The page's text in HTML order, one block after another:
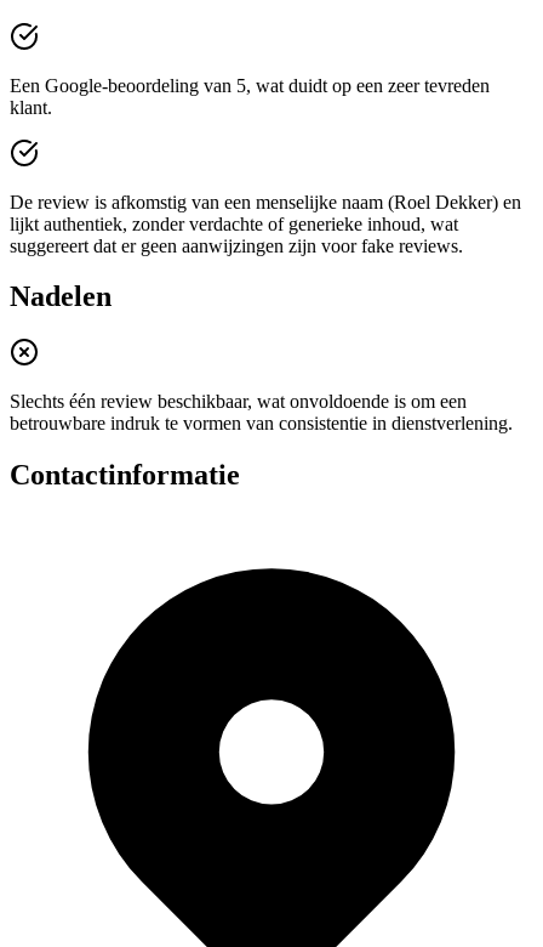
Een Google-beoordeling van 5, wat duidt op een zeer tevreden
klant.
De review is afkomstig van een menselijke naam (Roel Dekker) en
lijkt authentiek, zonder verdachte of generieke inhoud, wat
suggereert dat er geen aanwijzingen zijn voor fake reviews.
Nadelen
Slechts één review beschikbaar, wat onvoldoende is om een
betrouwbare indruk te vormen van consistentie in dienstverlening.
Contactinformatie